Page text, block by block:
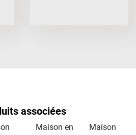
associées
Maison en
Maison